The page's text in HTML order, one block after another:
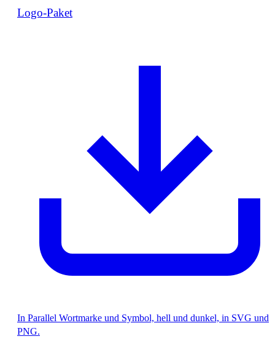
Logo-Paket
In Parallel Wortmarke und Symbol, hell und dunkel, in SVG und
PNG.